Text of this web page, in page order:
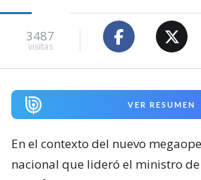
3487
visitas
VER RESUMEN
En el contexto del nuevo
nacional que lideró el ministro